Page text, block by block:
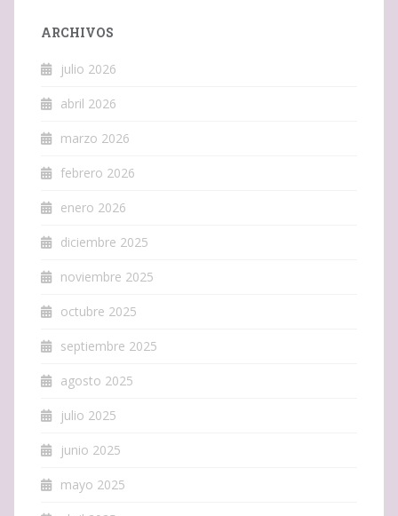
ARCHIVOS
julio 2026
abril 2026
marzo 2026
febrero 2026
enero 2026
diciembre 2025
noviembre 2025
octubre 2025
septiembre 2025
agosto 2025
julio 2025
junio 2025
mayo 2025